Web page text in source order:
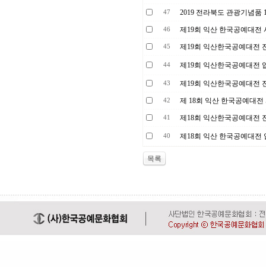
47 2019 전라북도 관광기념품
46 제19회 익산 한국공예대전
45 제19회 익산한국공예대전
44 제19회 익산한국공예대전
43 제19회 익산한국공예대전
42 제 18회 익산 한국공예대전
41 제18회 익산한국공예대전
40 제18회 익산 한국공예대전
목록